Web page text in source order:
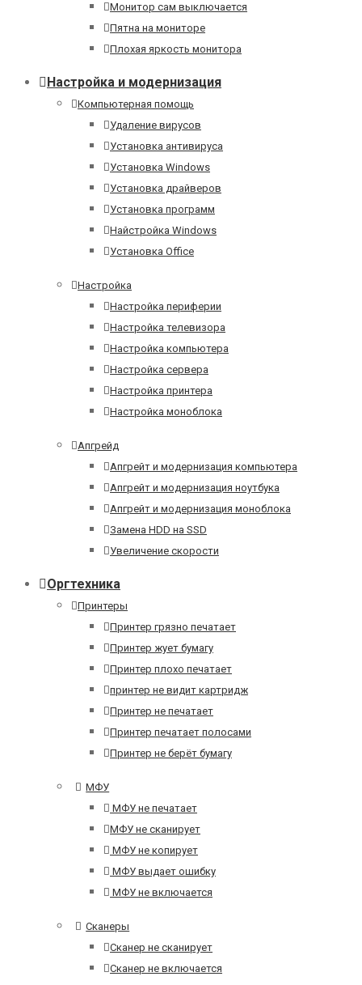
Монитор сам выключается
Пятна на мониторе
Плохая яркость монитора
Настройка и модернизация
Компьютерная помощь
Удаление вирусов
Установка антивируса
Установка Windows
Установка драйверов
Установка программ
Найстройка Windows
Установка Office
Настройка
Настройка периферии
Настройка телевизора
Настройка компьютера
Настройка сервера
Настройка принтера
Настройка моноблока
Апгрейд
Апгрейт и модернизация компьютера
Апгрейт и модернизация ноутбука
Апгрейт и модернизация моноблока
Замена HDD на SSD
Увеличение скорости
Оргтехника
Принтеры
Принтер грязно печатает
Принтер жует бумагу
Принтер плохо печатает
принтер не видит картридж
Принтер не печатает
Принтер печатает полосами
Принтер не берёт бумагу
МФУ
МФУ не печатает
МФУ не сканирует
МФУ не копирует
МФУ выдает ошибку
МФУ не включается
Сканеры
Сканер не сканирует
Сканер не включается